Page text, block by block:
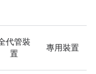
代管裝
置
專用裝置